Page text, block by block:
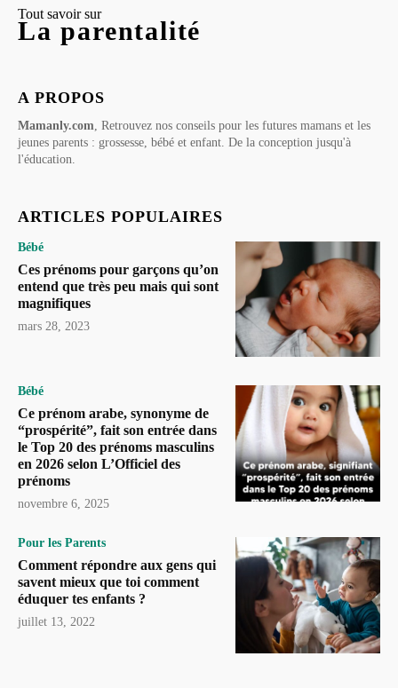
Tout savoir sur
La parentalité
A PROPOS
Mamanly.com , Retrouvez nos conseils pour les futures mamans et les
jeunes parents : grossesse, bébé et enfant. De la conception jusqu'à
l'éducation.
ARTICLES POPULAIRES
Bébé
Ces prénoms pour garçons qu’on
entend que très peu mais qui sont
magnifiques
mars 28, 2023
Bébé
Ce prénom arabe, synonyme de
“prospérité”, fait son entrée dans
le Top 20 des prénoms masculins
en 2026 selon L’Officiel des
prénoms
novembre 6, 2025
Pour les Parents
Comment répondre aux gens qui
savent mieux que toi comment
éduquer tes enfants ?
juillet 13, 2022